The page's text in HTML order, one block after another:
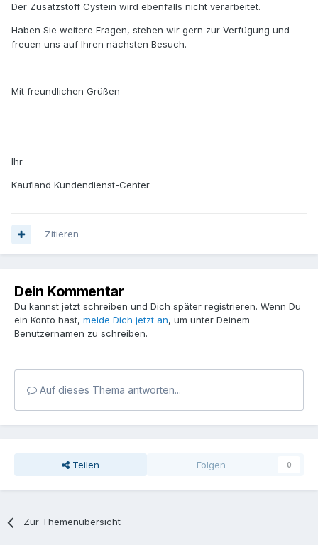
Der Zusatzstoff Cystein wird ebenfalls nicht verarbeitet.
Haben Sie weitere Fragen, stehen wir gern zur Verfügung und
freuen uns auf Ihren nächsten Besuch.
Mit freundlichen Grüßen
Ihr
Kaufland Kundendienst-Center
Zitieren
Dein Kommentar
Du kannst jetzt schreiben und Dich später registrieren. Wenn Du
ein Konto hast, melde Dich jetzt an, um unter Deinem
Benutzernamen zu schreiben.
Auf dieses Thema antworten...
Teilen Folgen 0
Zur Themenübersicht